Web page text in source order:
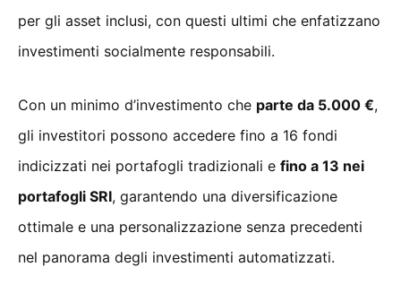
per gli asset inclusi, con questi ultimi che enfatizzano
investimenti socialmente responsabili.
Con un minimo d’investimento che parte da 5.000 €,
gli investitori possono accedere fino a 16 fondi
indicizzati nei portafogli tradizionali e fino a 13 nei
portafogli SRI, garantendo una diversificazione
ottimale e una personalizzazione senza precedenti
nel panorama degli investimenti automatizzati.